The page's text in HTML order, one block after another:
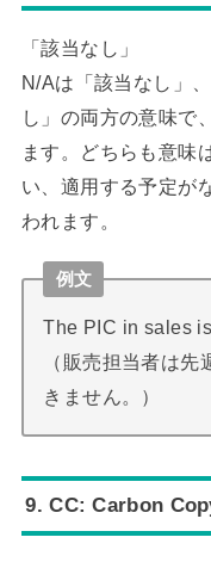
「該当なし」
N/Aは「該当なし」
し」の両方の意味で
ます。どちらも意味
い、適用する予定が
われます。
例文
The PIC in sales
（販売担当者は
きません。）
9. CC: Carbon